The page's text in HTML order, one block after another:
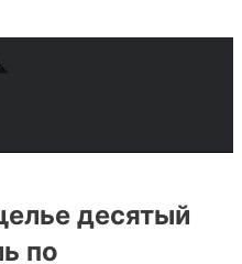
десятый
по